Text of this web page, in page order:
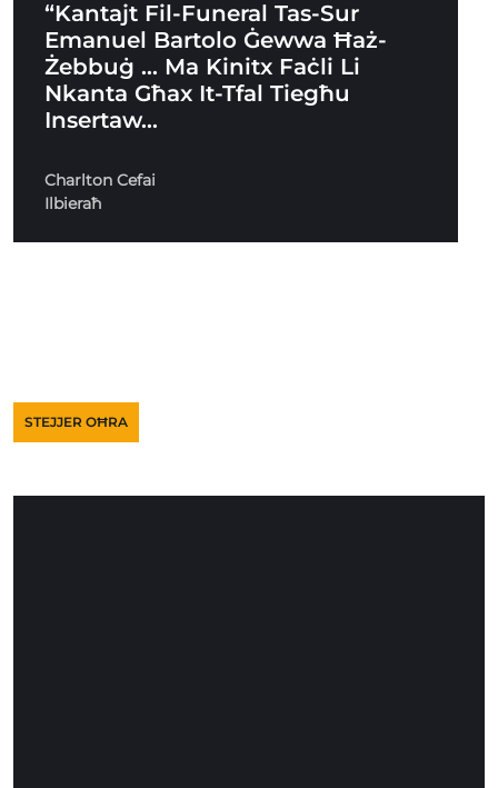
“Kantajt Fil-Funeral Tas-Sur
Emanuel Bartolo Ġewwa Ħaż-
Żebbuġ … Ma Kinitx Faċli Li
Nkanta Għax It-Tfal Tiegħu
Insertaw…
Charlton Cefai
Ilbieraħ
STEJJER OĦRA